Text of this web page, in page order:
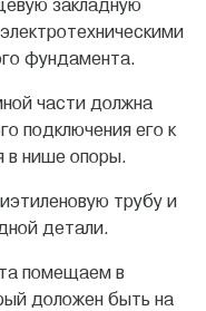
закладную
фундамента.
части должна
подключения его к
в нише опоры.
трубу и
детали.
помещаем в
доложен быть на